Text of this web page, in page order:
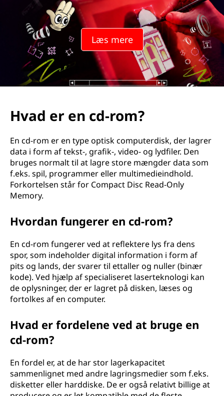
Læs mere
Hvad er en cd-rom?
En cd-rom er en type optisk computerdisk, der lagrer
data i form af tekst-, grafik-, video- og lydfiler. Den
bruges normalt til at lagre store mængder data som
f.eks. spil, programmer eller multimedieindhold.
Forkortelsen står for Compact Disc Read-Only
Memory.
Hvordan fungerer en cd-rom?
En cd-rom fungerer ved at reflektere lys fra dens
spor, som indeholder digital information i form af
pits og lands, der svarer til ettaller og nuller (binær
kode). Ved hjælp af specialiseret laserteknologi kan
de oplysninger, der er lagret på disken, læses og
fortolkes af en computer.
Hvad er fordelene ved at bruge en
cd-rom?
En fordel er, at de har stor lagerkapacitet
sammenlignet med andre lagringsmedier som f.eks.
disketter eller harddiske. De er også relativt billige at